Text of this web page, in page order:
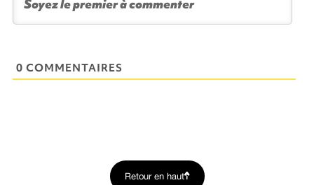
0 COMMENTAIRES
Retour en haut